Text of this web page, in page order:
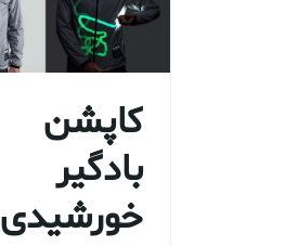
کاپشن
بادگیر
خورشیدی